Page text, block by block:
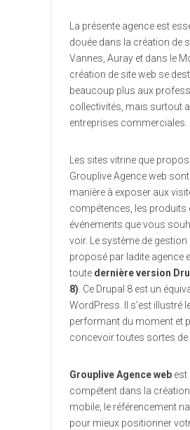
La présente agence est
douée dans la création de
Vannes, Auray et dans le
création de site web se
beaucoup plus aux
collectivités, mais surtout
entreprises commerciales.
Les sites vitrine que
Grouplive Agence web
manière à exposer aux
compétences, les produits
événements que vous
voir. Le système de gestion
proposé par ladite agence
toute dernière version
8). Ce Drupal 8 est un
WordPress. Il s’est illustré
performant du moment et
concevoir toutes sortes de
Grouplive Agence web est
compétent dans la création
mobile, le référencement
pour mieux positionner